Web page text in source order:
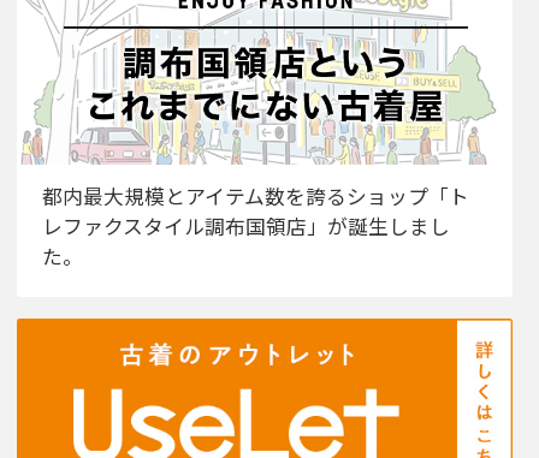
都内最大規模とアイテム数を誇るショップ「ト
レファクスタイル調布国領店」が誕生しまし
た。